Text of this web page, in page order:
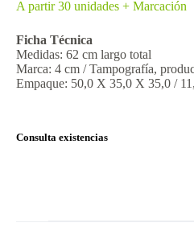
A partir 30 unidades + Marcación
Ficha Técnica
Medidas: 62 cm largo total
Marca: 4 cm / Tampografía,
Empaque: 50,0 X 35,0 X 35,0 /
Consulta existencias